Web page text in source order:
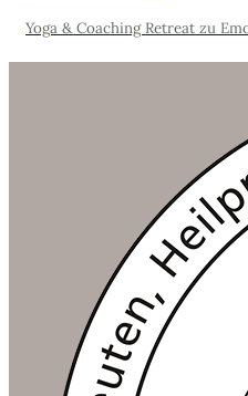
Yoga & Coaching Retreat zu